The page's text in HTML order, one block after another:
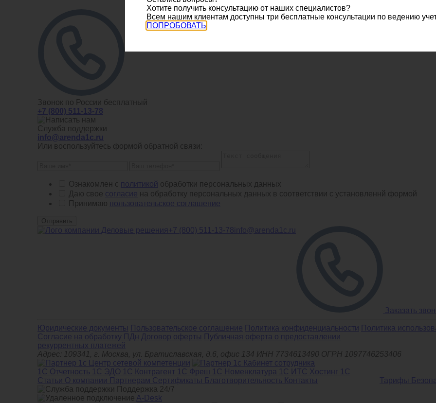
Звонок по России бесплатный
+7 (800) 511-13-78
Служба поддержки
info@arenda1c.ru
Или воспользуйтесь формой обратной связи:
Ознакомлен с политикой обработки персональных данных
Даю свое согласие на обработку персональных данных в соответствии с установленнй формой
Принимаю пользовательское соглашение
Отправить
+7 (800) 511-13-78info@arenda1c.ru
Заказать
Юридические документы Пользовательское соглашение Политика конфиденциальности Политика
Cогласие на обработку ПДн Договор оферты Публичная оферта о предоставлении
рекуррентных платежей
Адрес: 109341, г. Москва, ул. Братиславская, д.6, офис 134 ИНН 7734613490 ОГРН 1097746253406
1С Отчетность 1С ЭДО 1С Контрагент 1С Фреш 1С Номенклатура 1С ИТС Хостинг 1С
Статьи О компании Партнерам Сертификаты Благотворительность Контакты Тарифы
Поддержка 24/7
A-Desk
Хотите получить консультацию от наших специалистов?
Всем нашим клиентам доступны три бесплатные консультации по ведению
ПОПРОБОВАТЬ